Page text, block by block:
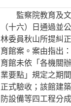
監察院教育及文
（十六）日通過並
林委員秋山所提糾
育館案。案由指出
育館未依「各機關
業要點」規定之期
正式驗收；該館建
防設備等四工程分